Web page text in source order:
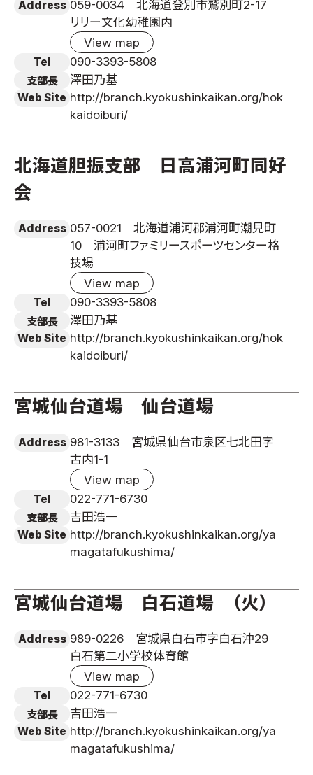
Address 059-0034 北海道登別市鷲別町2-17
リリー文化幼稚園内
View map
Tel 090-3393-5808
支部長 澤田乃基
Web Site http://branch.kyokushinkaikan.org/hok
kaidoiburi/
北海道胆振支部 日高浦河町同好
会
Address 057-0021 北海道浦河郡浦河町潮見町
10 浦河町ファミリースポーツセンター格
技場
View map
Tel 090-3393-5808
支部長 澤田乃基
Web Site http://branch.kyokushinkaikan.org/hok
kaidoiburi/
宮城仙台道場 仙台道場
Address 981-3133 宮城県仙台市泉区七北田字
古内1-1
View map
Tel 022-771-6730
支部長 吉田浩一
Web Site http://branch.kyokushinkaikan.org/ya
magatafukushima/
宮城仙台道場 白石道場 （火）
Address 989-0226 宮城県白石市字白石沖29
白石第二小学校体育館
View map
Tel 022-771-6730
支部長 吉田浩一
Web Site http://branch.kyokushinkaikan.org/ya
magatafukushima/